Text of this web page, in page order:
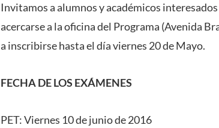
Invitamos a alumnos y académicos
acercarse a la oficina del Programa (Avenida
a inscribirse hasta el día viernes 20 de Mayo.
FECHA DE LOS EXÁMENES
PET: Viernes 10 de junio de 2016